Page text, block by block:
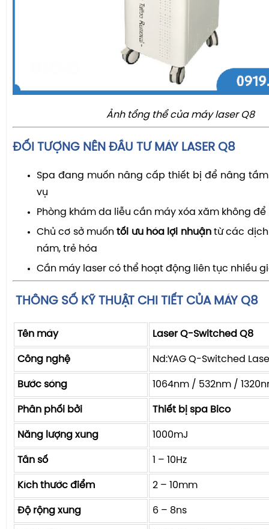
Ảnh tổng thể của máy laser Q8
ĐỐI TƯỢNG NÊN ĐẦU TƯ MÁY LASER Q8
Spa đang muốn nâng cấp thiết bị để nâng
vụ
Phòng khám da liễu cần máy xóa xăm không để
Chủ cơ sở muốntối ưu hóa lợi nhuậntừ các dịch
nám, trẻ hóa
Cần máy laser có thể hoạt động liên tục nhiều
THÔNG SỐ KỸ THUẬT CHI TIẾT CỦA MÁY Q8
Tên máy Laser Q-Switched Q8
Công nghệ Nd:YAG Q-Switched
Bước sóng 1064nm / 532nm /
Phân phối bởi Thiết bị spa Bico
Năng lượng xung 1000mJ
Tần số 1 – 10Hz
Kích thước điểm 2 – 10mm
Độ rộng xung 6 – 8ns